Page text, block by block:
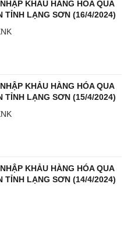
KHẢU HÀNG HÓA QUA
TỈNH LẠNG SƠN (16/4/2024)
KHẢU HÀNG HÓA QUA
TỈNH LẠNG SƠN (15/4/2024)
KHẢU HÀNG HÓA QUA
TỈNH LẠNG SƠN (14/4/2024)